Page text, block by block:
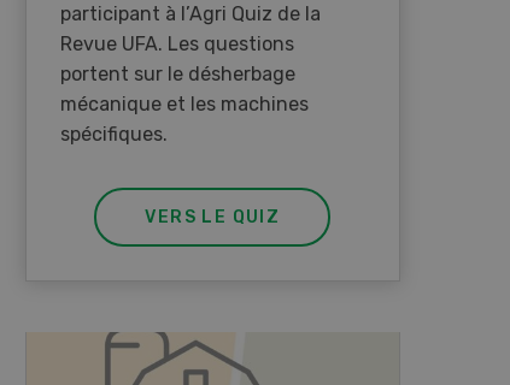
participant à l’Agri Quiz de la
Revue UFA. Les questions
portent sur le désherbage
mécanique et les machines
spécifiques.
VERS LE QUIZ